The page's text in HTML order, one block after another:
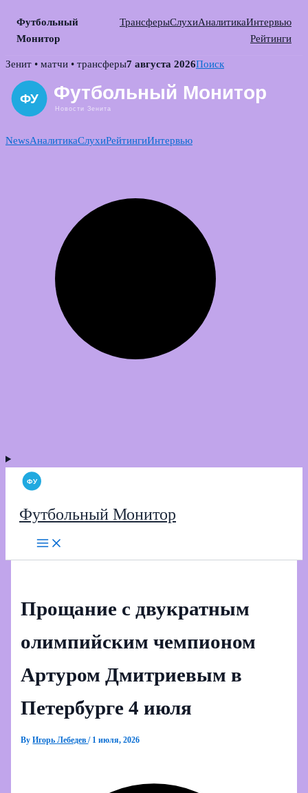
Футбольный
Монитор
ТрансферыСлухиАналитикаИнтервью
Рейтинги
Skip
content
Зенит • матчи • трансферы7 августа 2026Поиск
NewsАналитикаСлухиРейтингиИнтервью
Футбольный Монитор
Прощание с двукратным
олимпийским чемпионом
Артуром Дмитриевым в
Петербурге 4 июля
ByИгорь Лебедев/ 1 июля, 2026